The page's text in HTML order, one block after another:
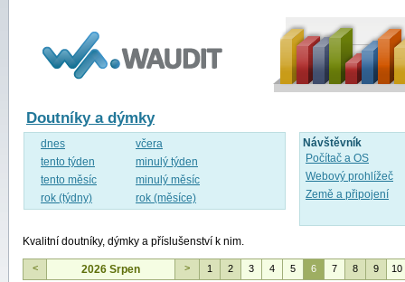
Doutníky a dýmky
dnes
včera
tento týden
minulý týden
tento měsíc
minulý měsíc
rok (týdny)
rok (měsíce)
Návštěvník
Počítač a OS
Webový prohlížeč
Země a připojení
Kvalitní doutníky, dýmky a příslušenství k nim.
< 2026 Srpen > 1 2 3 4 5 6 7 8 9 10